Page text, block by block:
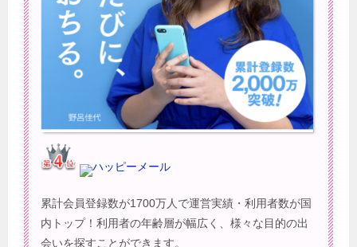
ハッピーメール
累計会員登録数が1700万人で運営実績・利用者数が国
内トップ！利用者の年齢層が幅広く、様々な目的の出
会いを探すことができます。